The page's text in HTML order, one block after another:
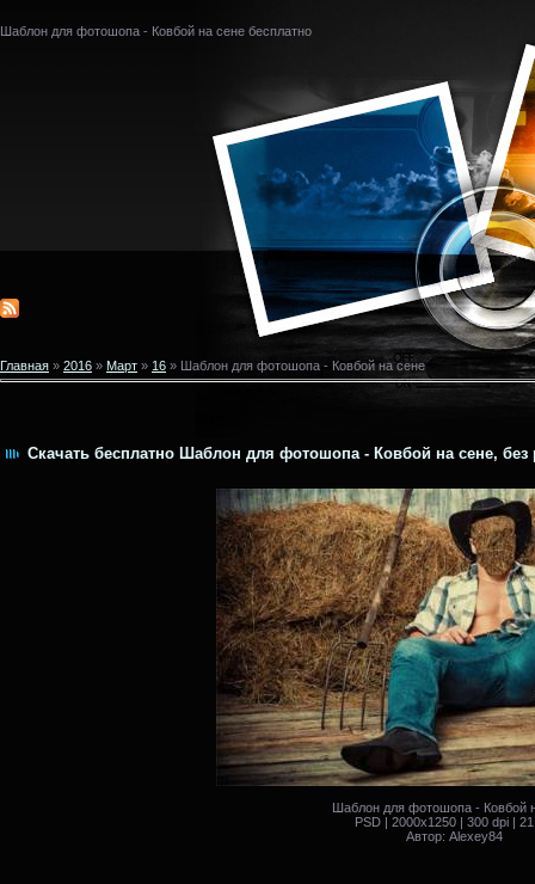
Шаблон для фотошопа - Ковбой на сене бесплатно
Главная » 2016 » Март » 16 » Шаблон для фотошопа - Ковбой на сене
Скачать бесплатно Шаблон для фотошопа - Ковбой на сене, без
Шаблон для фотошопа - Ковбой
PSD | 2000x1250 | 300 dpi |
Автор: Alexey84